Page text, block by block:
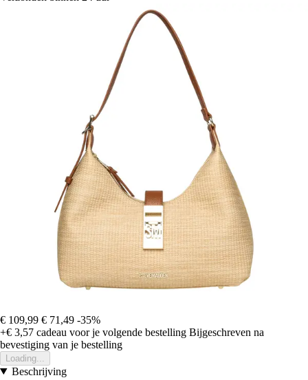
€ 109,99 € 71,49 -35%
+€ 3,57 cadeau voor je volgende bestelling Bijgeschreven na
bevestiging van je bestelling
Loading...
Beschrijving